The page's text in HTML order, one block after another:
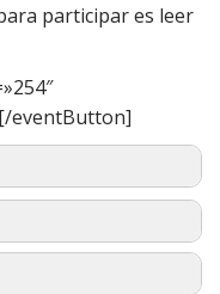
participar es leer
eventButton]